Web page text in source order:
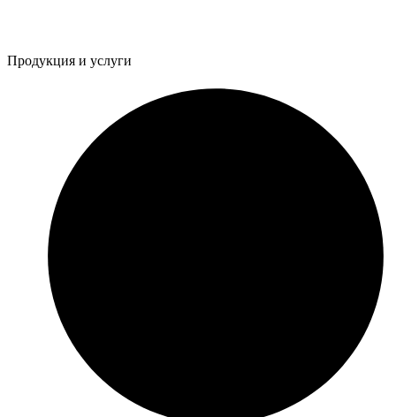
Продукция и услуги